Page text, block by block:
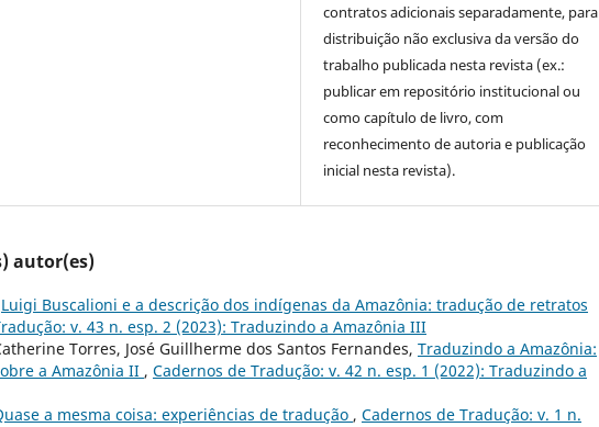
contratos adicionais separadamente, para
distribuição não exclusiva da versão do
trabalho publicada nesta revista (ex.:
publicar em repositório institucional ou
como capítulo de livro, com
reconhecimento de autoria e publicação
inicial nesta revista).
autor(es)
Luigi Buscalioni e a descrição dos indígenas da Amazônia: tradução de retratos
v. 43 n. esp. 2 (2023): Traduzindo a Amazônia III
Torres, José Guillherme dos Santos Fernandes, Traduzindo a Amazônia:
a Amazônia II , Cadernos de Tradução: v. 42 n. esp. 1 (2022): Traduzindo a
a mesma coisa: experiências de tradução , Cadernos de Tradução: v. 1 n.